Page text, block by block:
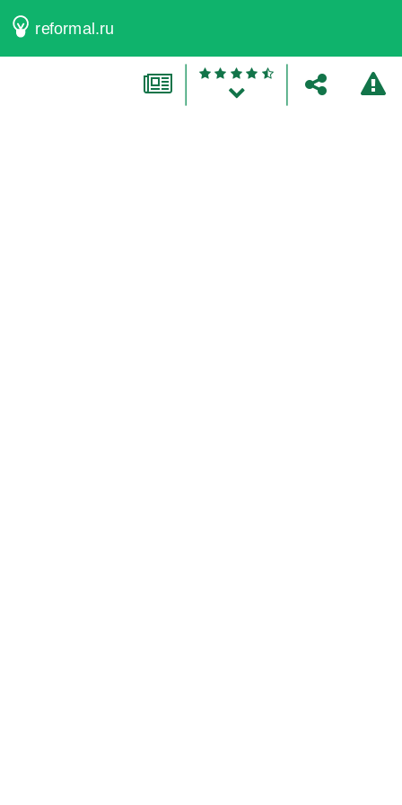
reformal.ru